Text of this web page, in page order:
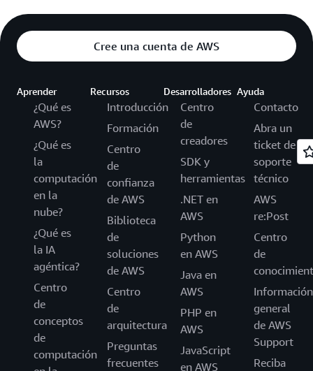
Cree una cuenta de AWS
Aprender
¿Qué es
AWS?
¿Qué es
la
computación
en la
nube?
¿Qué es
la IA
agéntica?
Centro
de
conceptos
de
computación
Recursos
Introducción
Formación
Centro
de
confianza
de AWS
Biblioteca
de
soluciones
de AWS
Centro
de
arquitectura
Preguntas
frecuentes
Desarrolladores
Centro
de
creadores
SDK y
herramientas
.NET en
AWS
Python
en AWS
Java en
AWS
PHP en
AWS
JavaScript
en AWS
Ayuda
Contacto
Abra un
ticket de
soporte
técnico
AWS
re:Post
Centro
de
Información
general
de AWS
Support
Reciba